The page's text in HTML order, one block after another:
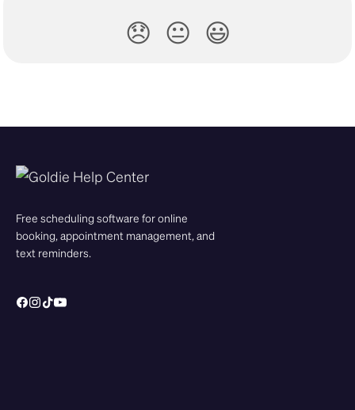
😞 😐 😃
Free scheduling software for online
booking, appointment management, and
text reminders.